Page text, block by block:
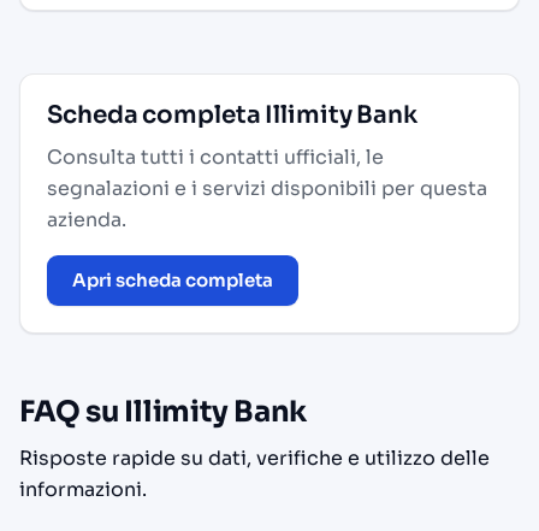
Scheda completa Illimity Bank
Consulta tutti i contatti ufficiali, le
segnalazioni e i servizi disponibili per questa
azienda.
Apri scheda completa
FAQ su Illimity Bank
Risposte rapide su dati, verifiche e utilizzo delle
informazioni.